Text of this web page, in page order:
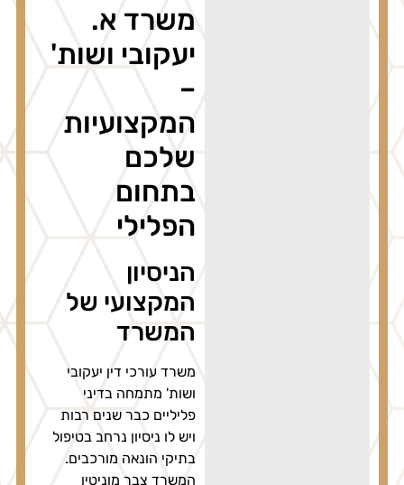
משרד א.
יעקובי ושות'
המקצועיות
שלכם
בתחום
הפלילי
הניסיון
המקצועי של
המשרד
משרד עורכי דין יעקובי
ושות' מתמחה בדיני
פליליים כבר שנים רבות
ויש לו ניסיון נרחב בטיפול
בתיקי הונאה מורכבים.
המשרד צבר מוניטין